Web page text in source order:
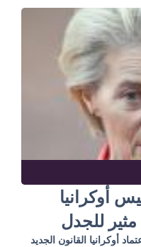
أوكرانيا
للجدل
أوكرانيا القانون الجديد